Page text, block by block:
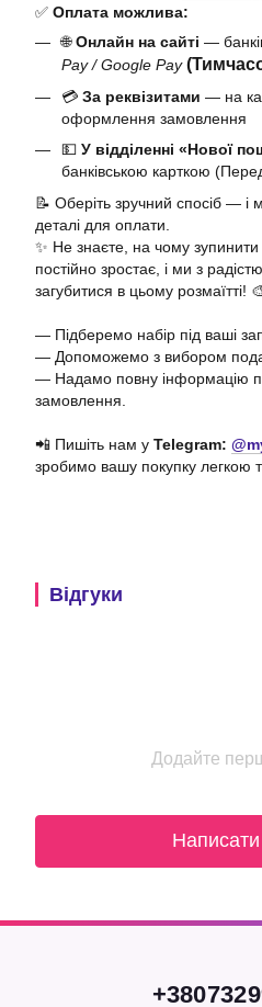
✅ Оплата можлива:
🌐Онлайн на сайті —
Pay / Google Pay
💳 За реквізитами — на
оформлення замовлення
💵 У відділенні «Нової
банківською карткою
📝 Оберіть зручний спосіб — і
деталі для оплати.
✨ Не знаєте, на чому
постійно зростає, і ми з
загубитися в цьому розмаїтті!
— Підберемо набір під ваші
— Допоможемо з вибором
— Надамо повну інформацію
замовлення.
📲 Пишіть нам у Telegram:
зробимо вашу покупку легкою
Відгуки
Додайте
Написати